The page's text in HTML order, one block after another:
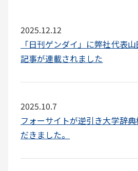
2025.12.12
「日刊ゲンダイ」に弊社代表
記事が連載されました
2025.10.7
フォーサイトが逆引き大学辞
だきました。